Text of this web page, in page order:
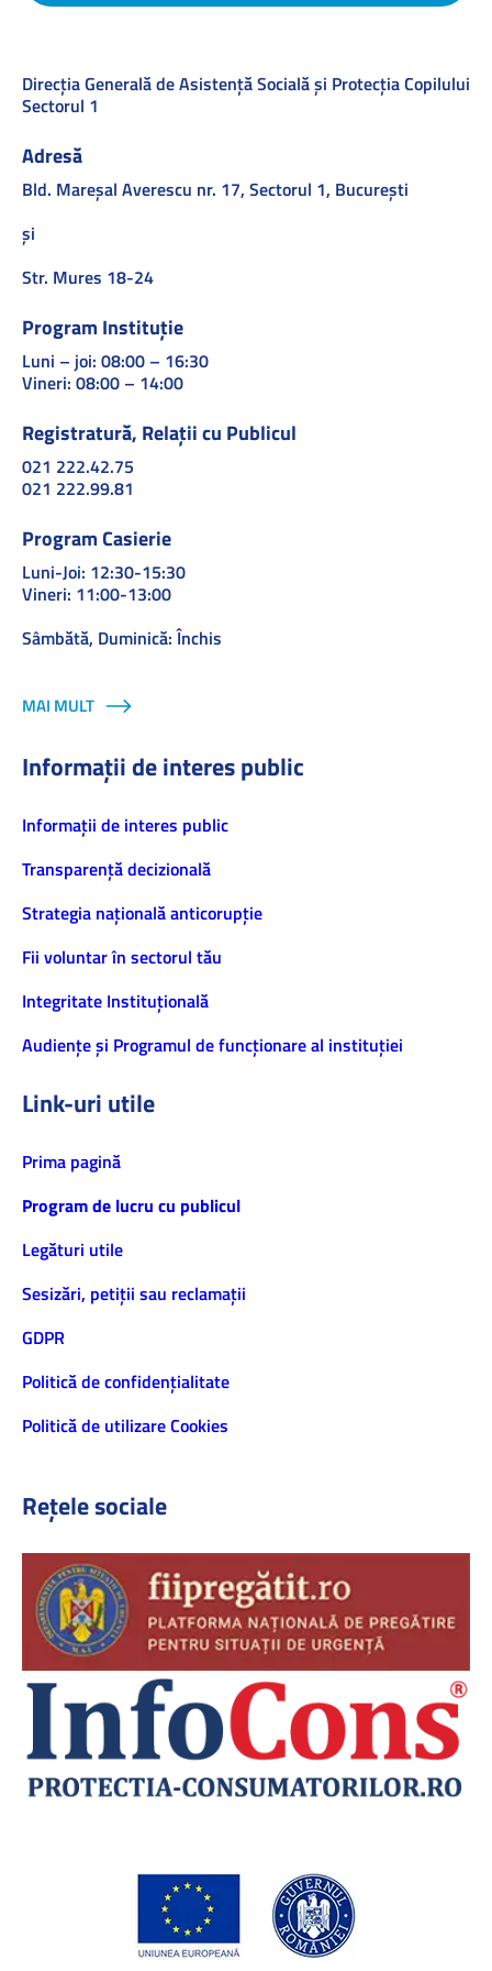
Direcţia Generală de Asistenţă Socială şi Protecţia Copilului
Sectorul 1
Adresă
Bld. Mareşal Averescu nr. 17, Sectorul 1, Bucureşti
și
Str. Mures 18-24
Program Instituție
Luni – joi: 08:00 – 16:30
Vineri: 08:00 – 14:00
Registratură, Relații cu Publicul
021 222.42.75
021 222.99.81
Program Casierie
Luni-Joi: 12:30-15:30
Vineri: 11:00-13:00
Sâmbătă, Duminică: Închis
MAI MULT
Informații de interes public
Informaţii de interes public
Transparență decizională
Strategia națională anticorupție
Fii voluntar în sectorul tău
Integritate Instituțională
Audiențe și Programul de funcționare al instituției
Link-uri utile
Prima pagină
Program de lucru cu publicul
Legături utile
Sesizări, petiţii sau reclamații
GDPR
Politică de confidenţialitate
Politică de utilizare Cookies
Rețele sociale